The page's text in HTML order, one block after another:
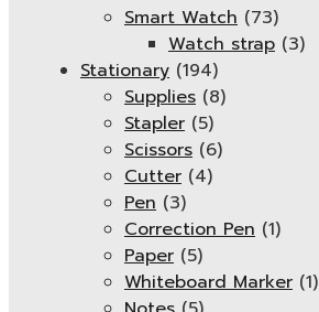
Smart Watch (73)
Watch strap (3)
Stationary (194)
Supplies (8)
Stapler (5)
Scissors (6)
Cutter (4)
Pen (3)
Correction Pen (1)
Paper (5)
Whiteboard Marker (1)